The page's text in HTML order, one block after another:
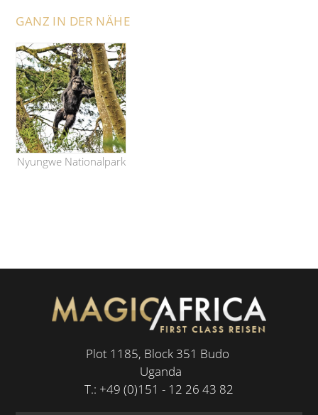
GANZ IN DER NÄHE
Nyungwe Nationalpark
Plot 1185, Block 351 Budo
Uganda
T.: +49 (0)151 - 12 26 43 82